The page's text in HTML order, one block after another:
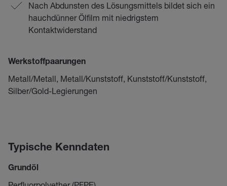
Nach Abdunsten des Lösungsmittels bildet sich ein
hauchdünner Ölfilm mit niedrigstem
Kontaktwiderstand
Werkstoffpaarungen
Metall/Metall, Metall/Kunststoff, Kunststoff/Kunststoff,
Silber/Gold-Legierungen
Typische Kenndaten
Grundöl